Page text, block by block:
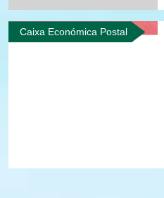
Caixa Económica Postal